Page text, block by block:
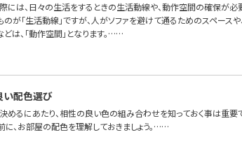
には、日々の生活をするときの生活動線や、動作空間の確保が必
が「生活動線」ですが、人がソファを避けて通るためのスペース
は、「動作空間」となります。……
い配色選び
るにあたり、相性の良い色の組み合わせを知っておく事は重要
に、お部屋の配色を理解しておきましょう。……